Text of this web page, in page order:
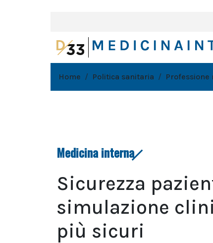
Home Politica sanitaria Professione
Medicina interna
Sicurezza
simulazione
più sicuri